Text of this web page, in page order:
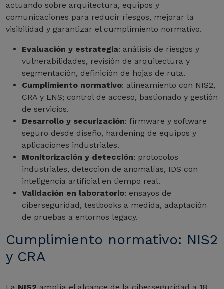
actuando sobre arquitectura, equipos y
comunicaciones para reducir riesgos, mejorar la
visibilidad y garantizar el cumplimiento normativo.
Evaluación y estrategia: análisis de riesgos y
vulnerabilidades, revisión de arquitectura y
segmentación, definición de hojas de ruta.
Cumplimiento normativo: alineamiento con NIS2,
CRA y ENS; control de acceso, bastionado y gestión
de servicios.
Desarrollo y securización: firmware y software
seguro desde diseño, hardening de equipos y
aplicaciones industriales.
Monitorización y detección: protocolos
industriales, detección de anomalías, IDS con
inteligencia artificial en tiempo real.
Validación en laboratorio: ensayos de
ciberseguridad, testbooks a medida, adaptación
de pruebas a entornos legacy.
Cumplimiento normativo: NIS2
y CRA